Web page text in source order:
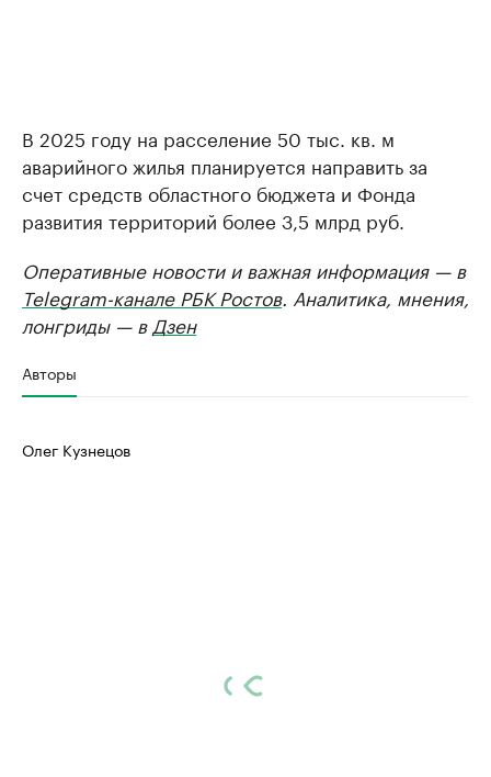
В 2025 году на расселение 50 тыс. кв. м
аварийного жилья планируется направить за
счет средств областного бюджета и Фонда
развития территорий более 3,5 млрд руб.
Оперативные новости и важная информация — в
Telegram-канале РБК Ростов. Аналитика, мнения,
лонгриды — в Дзен
Авторы
Олег Кузнецов